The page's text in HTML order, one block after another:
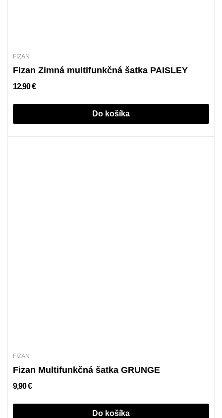
FIZAN
Fizan Zimná multifunkčná šatka PAISLEY
12,90 €
Do košíka
FIZAN
Fizan Multifunkčná šatka GRUNGE
9,90 €
Do košíka